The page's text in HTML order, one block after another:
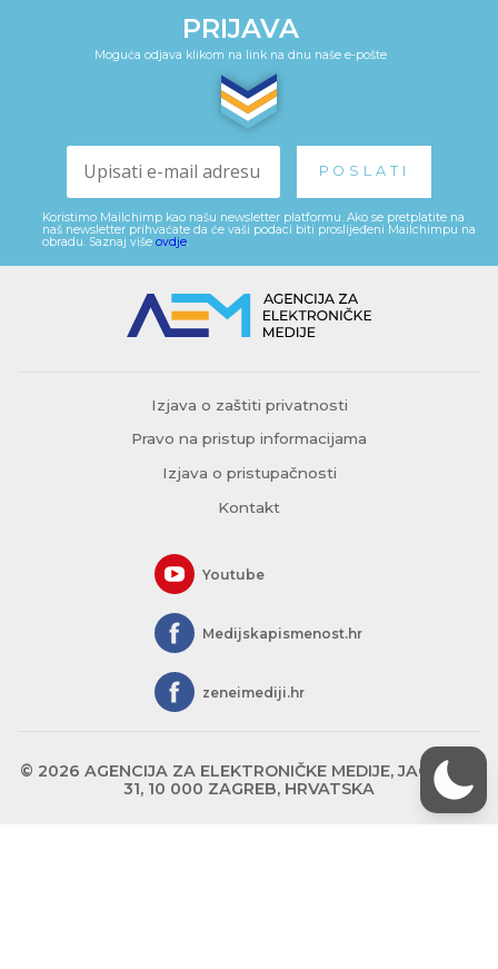
PRIJAVA
Moguća odjava klikom na link na dnu naše e-pošte
Koristimo Mailchimp kao našu newsletter platformu. Ako se pretplatite na
naš newsletter prihvaćate da će vaši podaci biti proslijeđeni Mailchimpu na
obradu. Saznaj više ovdje.
Izjava o zaštiti privatnosti
Pravo na pristup informacijama
Izjava o pristupačnosti
Kontakt
Youtube
Medijskapismenost.hr
zeneimediji.hr
© 2026 AGENCIJA ZA ELEKTRONIČKE MEDIJE, JAGIĆEVA
31, 10 000 ZAGREB, HRVATSKA